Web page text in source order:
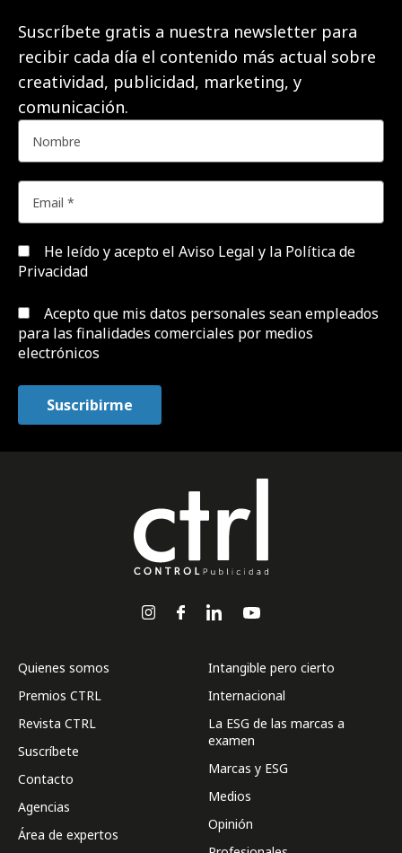
Suscríbete gratis a nuestra newsletter para
recibir cada día el contenido más actual sobre
creatividad, publicidad, marketing, y
comunicación.
He leído y acepto el Aviso Legal y la Política de
Privacidad
Acepto que mis datos personales sean empleados
para las finalidades comerciales por medios
electrónicos
Quienes somos
Premios CTRL
Revista CTRL
Suscríbete
Contacto
Agencias
Área de expertos
Intangible pero cierto
Internacional
La ESG de las marcas a
examen
Marcas y ESG
Medios
Opinión